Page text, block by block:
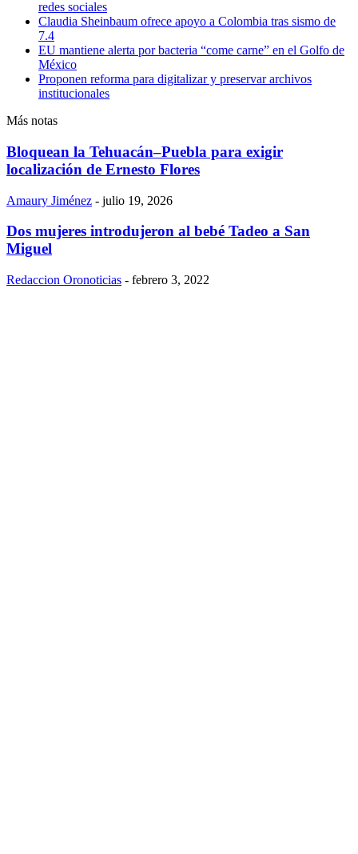
redes sociales
Claudia Sheinbaum ofrece apoyo a Colombia tras sismo de
7.4
EU mantiene alerta por bacteria “come carne” en el Golfo de
México
Proponen reforma para digitalizar y preservar archivos
institucionales
Más notas
Bloquean la Tehuacán–Puebla para exigir
localización de Ernesto Flores
Amaury Jiménez - julio 19, 2026
Dos mujeres introdujeron al bebé Tadeo a San
Miguel
Redaccion Oronoticias - febrero 3, 2022